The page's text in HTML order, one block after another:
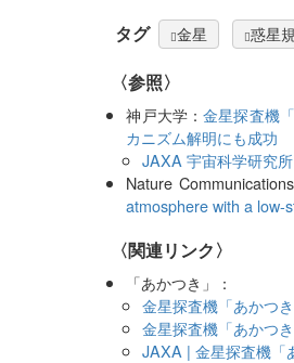
タグ 金星 惑星
〈参照〉
神戸大学：金星探査機
カニズム解明にも成功
JAXA 宇宙科学研究所
Nature Communications
atmosphere with a low-
〈関連リンク〉
「あかつき」：
金星探査機「あかつ
金星探査機「あかつ
JAXA | 金星探査機「